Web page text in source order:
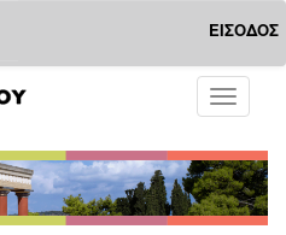
ΕΙΣΟΔΟΣ
Toggle